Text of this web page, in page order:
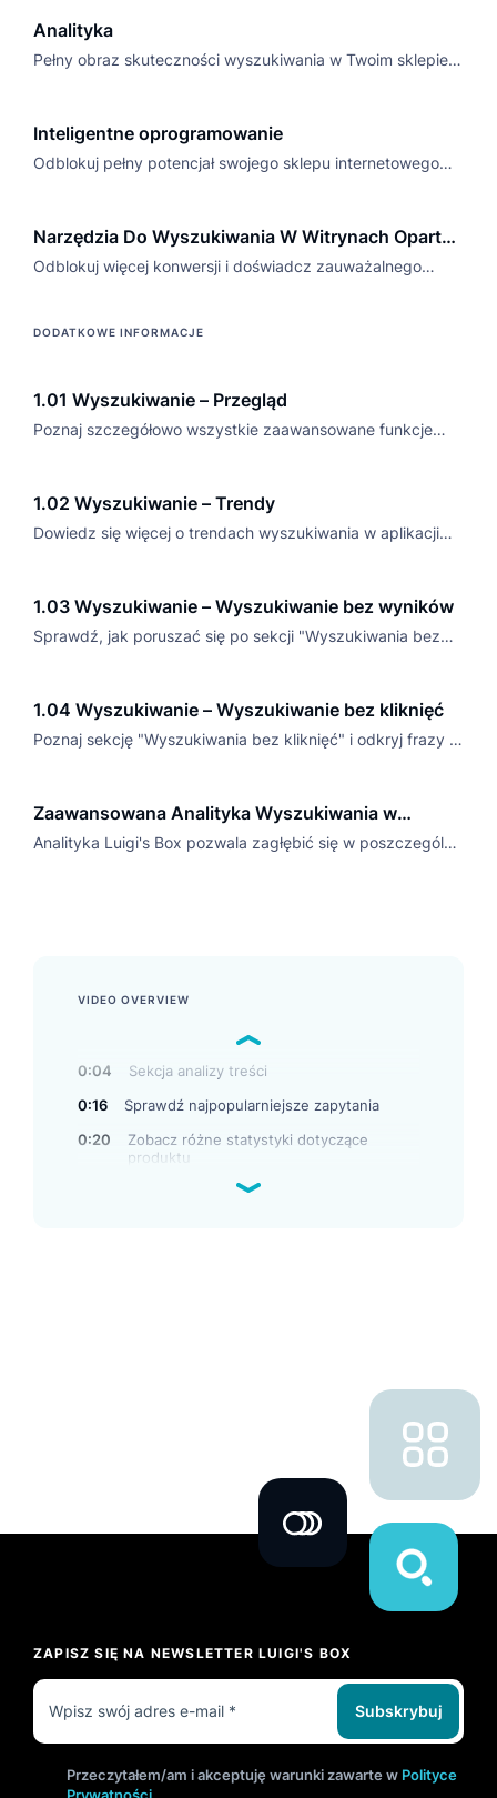
Analityka
Pełny obraz skuteczności wyszukiwania w Twoim sklepie.
Inteligentne oprogramowanie
Odblokuj pełny potencjał swojego sklepu internetowego
do ulepszeń.
Narzędzia Do Wyszukiwania W Witrynach Oparte
Na AI od Luigi’s Box
Odblokuj więcej konwersji i doświadcz zauważalnego
DODATKOWE INFORMACJE
1.01 Wyszukiwanie – Przegląd
Poznaj szczegółowo wszystkie zaawansowane funkcje
1.02 Wyszukiwanie – Trendy
Dowiedz się więcej o trendach wyszukiwania w aplikacji
1.03 Wyszukiwanie – Wyszukiwanie bez wyników
Sprawdź, jak poruszać się po sekcji "Wyszukiwania bez
1.04 Wyszukiwanie – Wyszukiwanie bez kliknięć
Poznaj sekcję "Wyszukiwania bez kliknięć" i odkryj frazy z
Zaawansowana Analityka Wyszukiwania w
Witrynie
Analityka Luigi's Box pozwala zagłębić się w poszczególne
wyszukiwaniem i rekomendacjami.
VIDEO OVERVIEW
0:04
Sekcja analizy treści
0:16
Sprawdź najpopularniejsze zapytania
0:20
Zobacz różne statystyki dotyczące
produktu
ZAPISZ SIĘ NA NEWSLETTER LUIGI'S BOX
Subskrybuj
Przeczytałem/am i akceptuję warunki zawarte w Polityce